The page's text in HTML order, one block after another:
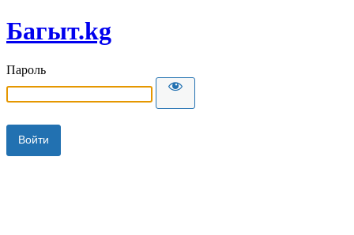
Багыт.kg
Пароль